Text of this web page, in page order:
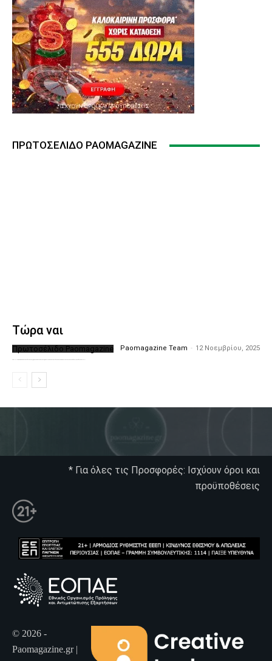
ΠΡΩΤΟΣΈΛΙΔΟ PAOMAGAZINE
Τώρα ναι
Πρωτοσέλιδο Paomagazine Paomagazine Team - 12 Νοεμβρίου, 2025
* Για όλες τις Προσφορές: Ισχύουν όροι και
προϋποθέσεις
© 2026 -
Paomagazine.gr |